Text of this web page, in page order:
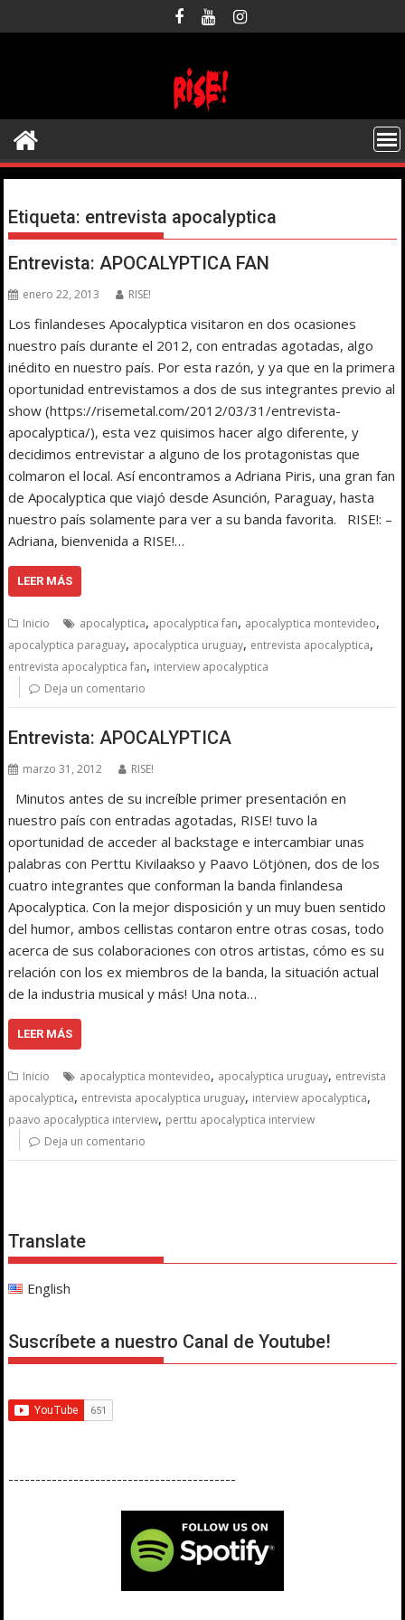
al
Etiqueta: entrevista apocalyptica
Entrevista: APOCALYPTICA FAN
enero 22, 2013 RISE!
Los finlandeses Apocalyptica visitaron en dos ocasiones
nuestro país durante el 2012, con entradas agotadas, algo
inédito en nuestro país. Por esta razón, y ya que en la primera
oportunidad entrevistamos a dos de sus integrantes previo al
show (https://risemetal.com/2012/03/31/entrevista-
apocalyptica/), esta vez quisimos hacer algo diferente, y
decidimos entrevistar a alguno de los protagonistas que
colmaron el local. Así encontramos a Adriana Piris, una gran fan
de Apocalyptica que viajó desde Asunción, Paraguay, hasta
nuestro país solamente para ver a su banda favorita. RISE!: –
Adriana, bienvenida a RISE!…
LEER MÁS
Inicio apocalyptica, apocalyptica fan, apocalyptica montevideo,
apocalyptica paraguay, apocalyptica uruguay, entrevista apocalyptica,
entrevista apocalyptica fan, interview apocalyptica
Deja un comentario
Entrevista: APOCALYPTICA
marzo 31, 2012 RISE!
Minutos antes de su increíble primer presentación en
nuestro país con entradas agotadas, RISE! tuvo la
oportunidad de acceder al backstage e intercambiar unas
palabras con Perttu Kivilaakso y Paavo Lötjönen, dos de los
cuatro integrantes que conforman la banda finlandesa
Apocalyptica. Con la mejor disposición y un muy buen sentido
del humor, ambos cellistas contaron entre otras cosas, todo
acerca de sus colaboraciones con otros artistas, cómo es su
relación con los ex miembros de la banda, la situación actual
de la industria musical y más! Una nota…
LEER MÁS
Inicio apocalyptica montevideo, apocalyptica uruguay, entrevista
apocalyptica, entrevista apocalyptica uruguay, interview apocalyptica,
paavo apocalyptica interview, perttu apocalyptica interview
Deja un comentario
Translate
English
Suscríbete a nuestro Canal de Youtube!
------------------------------------------